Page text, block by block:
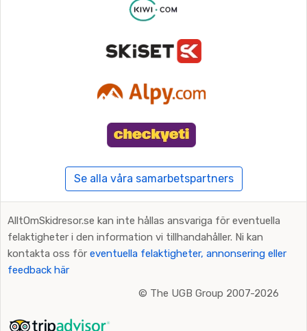
Se alla våra samarbetspartners
AlltOmSkidresor.se kan inte hållas ansvariga för eventuella
felaktigheter i den information vi tillhandahåller. Ni kan
kontakta oss för eventuella felaktigheter, annonsering eller
feedback här
© The UGB Group 2007-2026